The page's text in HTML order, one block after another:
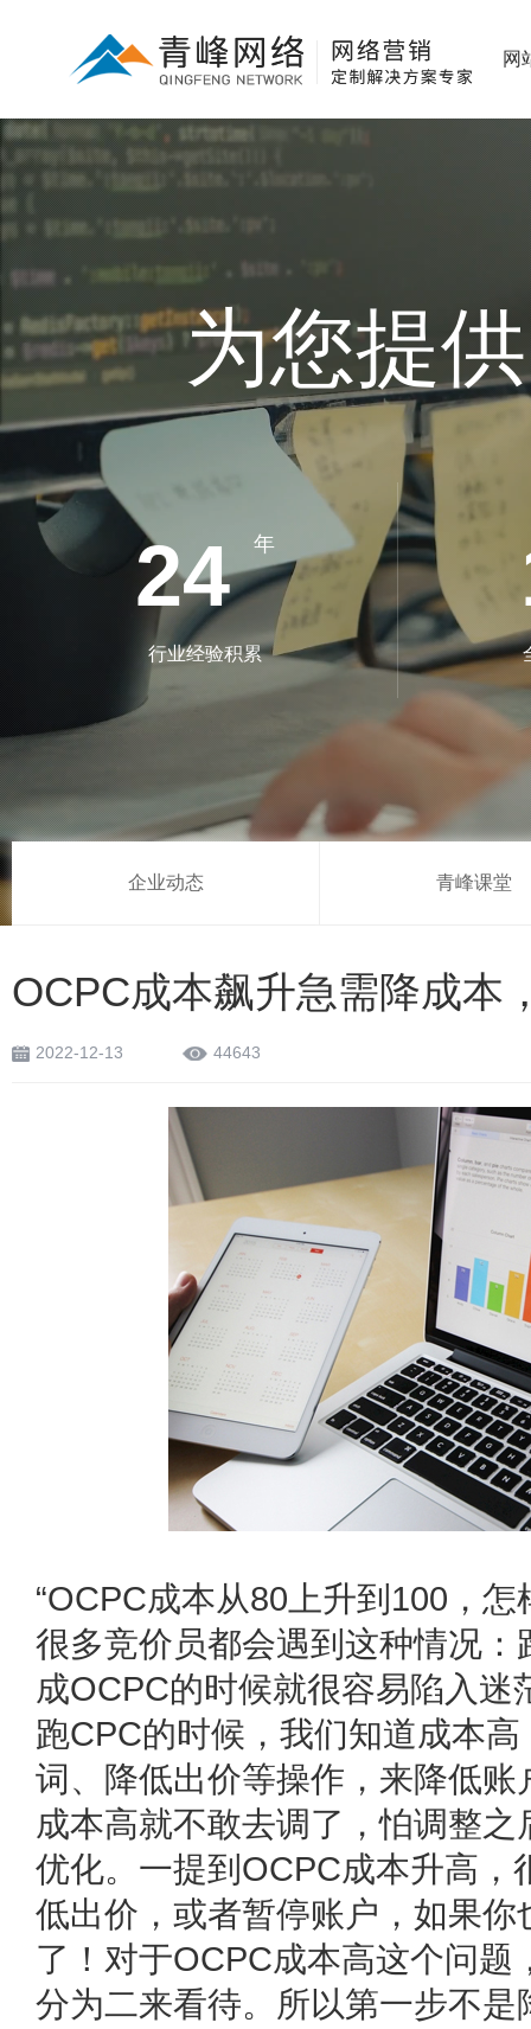
网
为您提
24 年
行业经验积累
企业动态 青峰课堂
OCPC成本飙升急需降成本
2022-12-13 44643
“OCPC成本从80上升到100，
很多竞价员都会遇到这种情况
成OCPC的时候就很容易陷入
跑CPC的时候，我们知道成本
词、降低出价等操作，来降低
成本高就不敢去调了，怕调整
优化。一提到OCPC成本升高，
低出价，或者暂停账户，如果
了！对于OCPC成本高这个问
分为二来看待。所以第一步不